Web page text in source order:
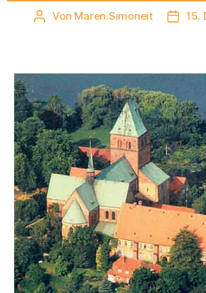
Beitragsautor
Von Maren.Simoneit 15.